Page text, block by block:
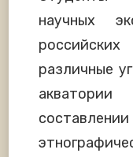
научных
различные